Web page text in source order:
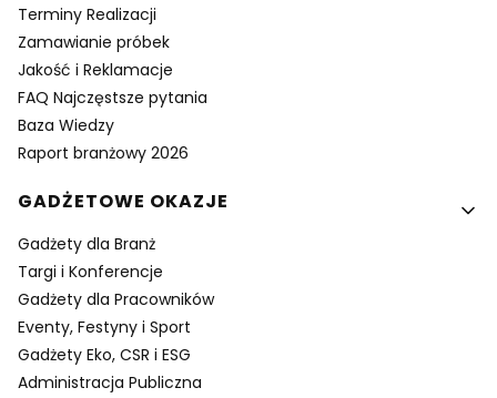
Terminy Realizacji
Zamawianie próbek
Jakość i Reklamacje
FAQ Najczęstsze pytania
Baza Wiedzy
Raport branżowy 2026
GADŻETOWE OKAZJE
Gadżety dla Branż
Targi i Konferencje
Gadżety dla Pracowników
Eventy, Festyny i Sport
Gadżety Eko, CSR i ESG
Administracja Publiczna